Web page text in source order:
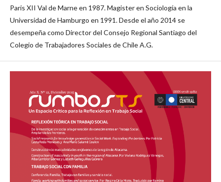
Paris XII Val de Marne en 1987. Magister en Sociología en la
Universidad de Hamburgo en 1991. Desde el año 2014 se
desempeña como Director del Consejo Regional Santiago del
Colegio de Trabajadores Sociales de Chile A.G.